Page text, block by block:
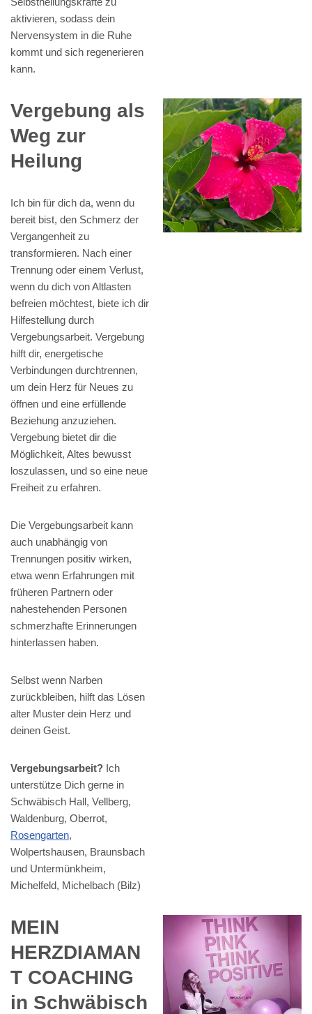
aktivieren, sodass dein
Nervensystem in die Ruhe
kommt und sich regenerieren
kann.
Vergebung als
Weg zur
Heilung
Ich bin für dich da, wenn du
bereit bist, den Schmerz der
Vergangenheit zu
transformieren. Nach einer
Trennung oder einem Verlust,
wenn du dich von Altlasten
befreien möchtest, biete ich dir
Hilfestellung durch
Vergebungsarbeit. Vergebung
hilft dir, energetische
Verbindungen durchtrennen,
um dein Herz für Neues zu
öffnen und eine erfüllende
Beziehung anzuziehen.
Vergebung bietet dir die
Möglichkeit, Altes bewusst
loszulassen, und so eine neue
Freiheit zu erfahren.
Die Vergebungsarbeit kann
auch unabhängig von
Trennungen positiv wirken,
etwa wenn Erfahrungen mit
früheren Partnern oder
nahestehenden Personen
schmerzhafte Erinnerungen
hinterlassen haben.
Selbst wenn Narben
zurückbleiben, hilft das Lösen
alter Muster dein Herz und
deinen Geist.
Vergebungsarbeit? Ich
unterstütze Dich gerne in
Schwäbisch Hall, Vellberg,
Waldenburg, Oberrot,
Rosengarten,
Wolpertshausen, Braunsbach
und Untermünkheim,
Michelfeld, Michelbach (Bilz)
MEIN
HERZDIAMAN
T COACHING
in Schwäbisch